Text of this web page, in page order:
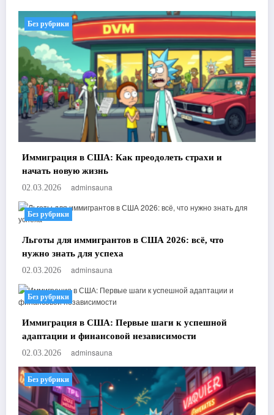
Без рубрики
Иммиграция в США: Как преодолеть страхи и
начать новую жизнь
02.03.2026 adminsauna
Без рубрики
Льготы для иммигрантов в США 2026: всё, что
нужно знать для успеха
02.03.2026 adminsauna
Без рубрики
Иммиграция в США: Первые шаги к успешной
адаптации и финансовой независимости
02.03.2026 adminsauna
Без рубрики